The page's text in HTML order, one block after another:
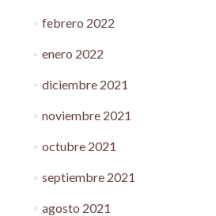
febrero 2022
enero 2022
diciembre 2021
noviembre 2021
octubre 2021
septiembre 2021
agosto 2021